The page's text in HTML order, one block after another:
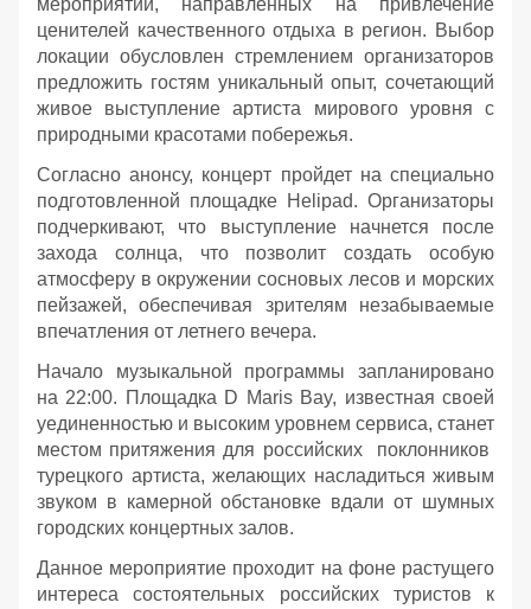
мероприятий, направленных на привлечение
ценителей качественного отдыха в регион. Выбор
локации обусловлен стремлением организаторов
предложить гостям уникальный опыт, сочетающий
живое выступление артиста мирового уровня с
природными красотами побережья.
Согласно анонсу, концерт пройдет на специально
подготовленной площадке Helipad. Организаторы
подчеркивают, что выступление начнется после
захода солнца, что позволит создать особую
атмосферу в окружении сосновых лесов и морских
пейзажей, обеспечивая зрителям незабываемые
впечатления от летнего вечера.
Начало музыкальной программы запланировано
на 22:00. Площадка D Maris Bay, известная своей
уединенностью и высоким уровнем сервиса, станет
местом притяжения для российских поклонников
турецкого артиста, желающих насладиться живым
звуком в камерной обстановке вдали от шумных
городских концертных залов.
Данное мероприятие проходит на фоне растущего
интереса состоятельных российских туристов к